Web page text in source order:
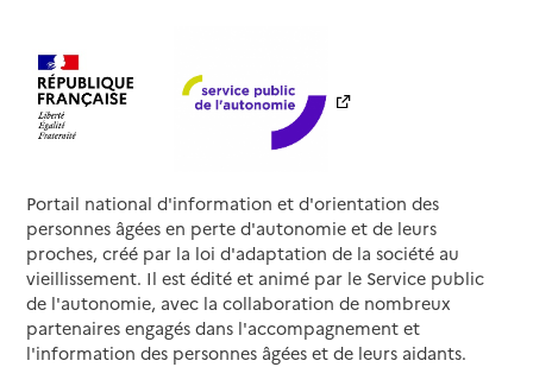
Portail national d'information et d'orientation des
personnes âgées en perte d'autonomie et de leurs
proches, créé par la loi d'adaptation de la société au
vieillissement. Il est édité et animé par le Service public
de l'autonomie, avec la collaboration de nombreux
partenaires engagés dans l'accompagnement et
l'information des personnes âgées et de leurs aidants.